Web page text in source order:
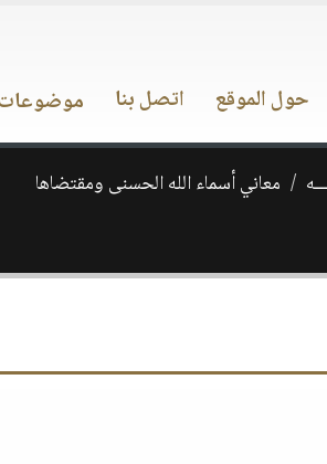
حول الموقع اتصل بنا
معاني أسماء الله الحسنى ومقتضاها